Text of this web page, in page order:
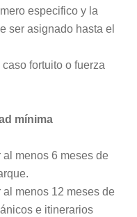
especifico y la
ser asignado hasta el
fortuito o fuerza
mínima
menos 6 meses de
menos 12 meses de
e itinerarios